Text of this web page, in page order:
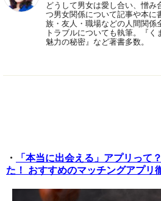
どうして男女は愛し合い、憎
つ男女関係について記事や本に
族・友人・職場などの人間関係
トラブルについても執筆。『く
魅力の秘密』など著書多数。
・
「本当に出会える」アプリって
た！ おすすめのマッチングアプリ